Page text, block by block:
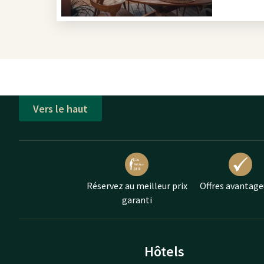
Porte d’Orée est une arcade subsistant des thermes
initialement long de 40 kilomètres, quelques
Pagode Hong Hien en mosquée Soudanaise
Juste à l'extérieur de Fréjus, vous trouverez deux
mixte de l'empire français au début du XXe siècle.
bouddhiste "Hong Hien", construite en 1917 par
Elle servait d'autel pour leurs camarades tombés
toujours utilisée comme temple bouddhiste et est
Si vous allez en direction de Bagnol-en-Foret,
rouge de la Mosquée Soudanaise. Celle-ci a été
Vers le haut
Réservez au meilleur prix
garanti
Offres
Hôtels